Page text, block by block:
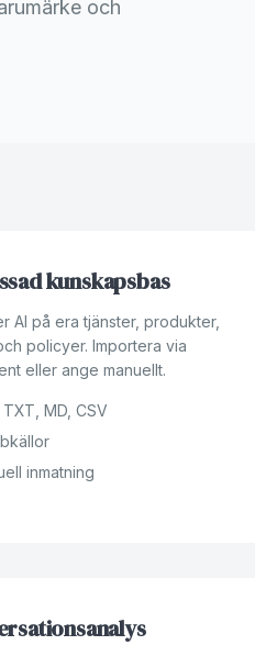
och
kunskapsbas
AI på era tjänster, produkter,
policyer. Importera via
eller ange manuellt.
TXT, MD, CSV
inmatning